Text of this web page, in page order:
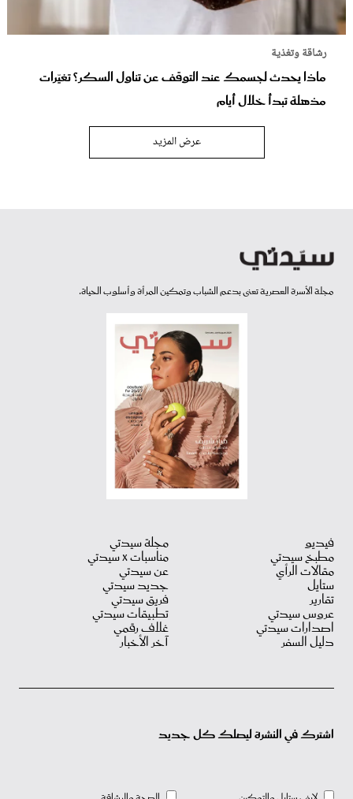
رشاقة وتغذية
ماذا يحدث لجسمك عند التوقف عن تناول السكر؟ تغيّرات
مذهلة تبدأ خلال أيام
عرض المزيد
مجلة الأسرة العصرية تعنى بدعم الشباب وتمكين المرأة وأسلوب الحياة.
فيديو
مطبخ سيدتي
مقالات الرأي
ستايل
تقارير
عروس سيدتي
اصدارات سيدتي
دليل السفر
مجلة سيدتي
مناسبات X سيدتي
عن سيدتي
جديد سيدتي
فريق سيدتي
تطبيقات سيدتي
غلاف رقمي
آخر الأخبار
اشترك في النشرة ليصلك كل جديد